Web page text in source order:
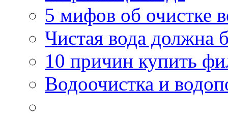
5 мифов об очистке
Чистая вода должна
10 причин купить
Водоочистка и